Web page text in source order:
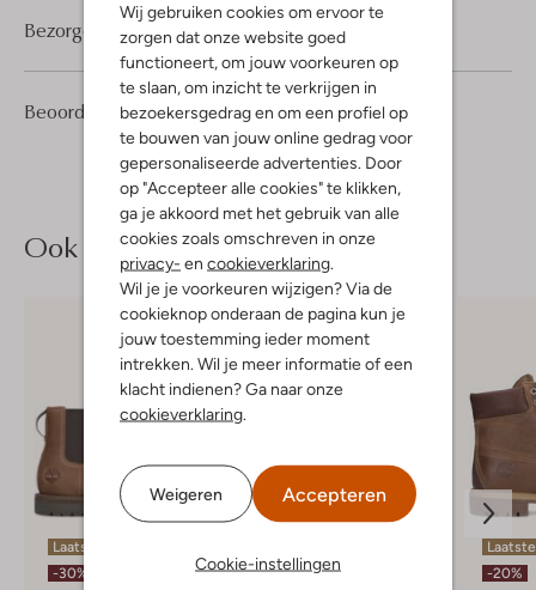
Wij gebruiken cookies om ervoor te
zorgen dat onze website goed
functioneert, om jouw voorkeuren op
te slaan, om inzicht te verkrijgen in
bezoekersgedrag en om een profiel op
te bouwen van jouw online gedrag voor
gepersonaliseerde advertenties. Door
op "Accepteer alle cookies" te klikken,
ga je akkoord met het gebruik van alle
cookies zoals omschreven in onze
privacy- en cookieverklaring.
Wil je je voorkeuren wijzigen? Via de
cookieknop onderaan de pagina kun je
jouw toestemming ieder moment
intrekken. Wil je meer informatie of een
klacht indienen? Ga naar onze
cookieverklaring.
Weigeren Accepteren
Cookie-instellingen
Beoordelingen (1) 5/5
1
5
Sterren
Bezorgen & retourneren
Ook iets voor jou?
Laatste maten
-30%
-20%